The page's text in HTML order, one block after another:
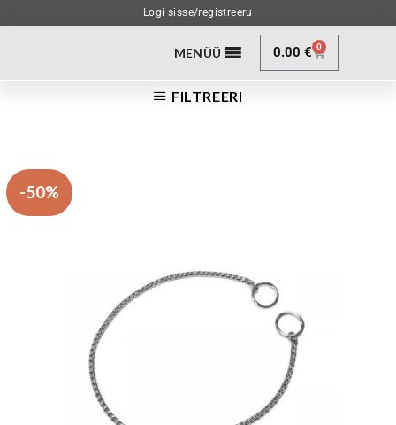
Logi sisse/registreeru
MENÜÜ 0.00€ 0
FILTREERI
-50%